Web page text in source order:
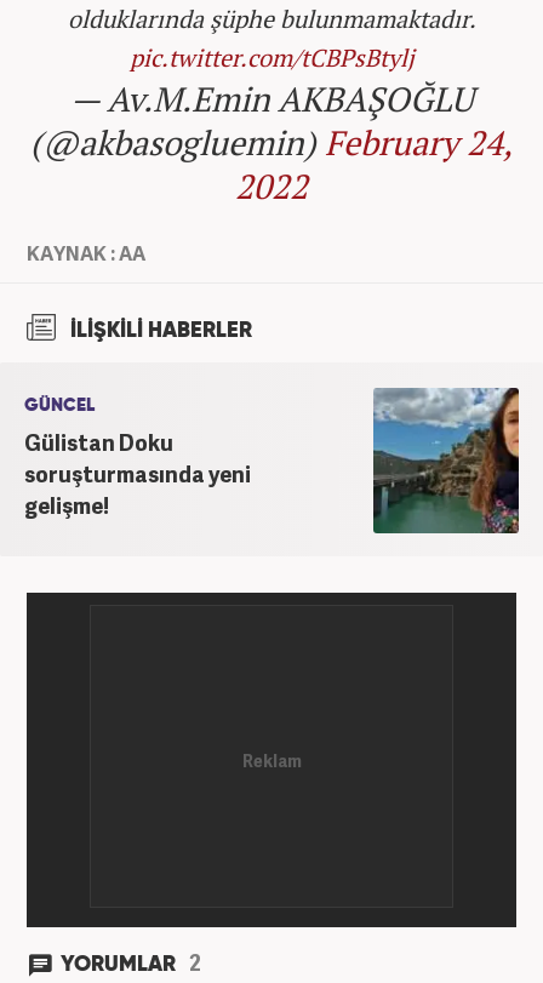
olduklarında şüphe bulunmamaktadır.
pic.twitter.com/tCBPsBtylj
— Av.M.Emin AKBAŞOĞLU
(@akbasogluemin)February 24,
2022
KAYNAK : AA
İLİŞKİLİ HABERLER
GÜNCEL
Gülistan Doku
soruşturmasında yeni
gelişme!
YORUMLAR 2